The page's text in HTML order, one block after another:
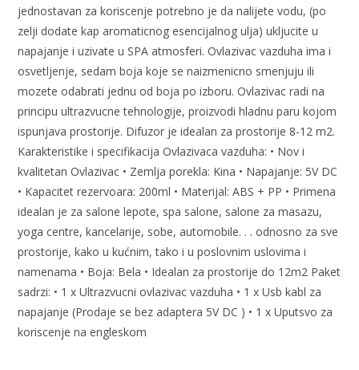
jednostavan za koriscenje potrebno je da nalijete vodu, (po
zelji dodate kap aromaticnog esencijalnog ulja) ukljucite u
napajanje i uzivate u SPA atmosferi. Ovlazivac vazduha ima i
osvetljenje, sedam boja koje se naizmenicno smenjuju ili
mozete odabrati jednu od boja po izboru. Ovlazivac radi na
principu ultrazvucne tehnologije, proizvodi hladnu paru kojom
ispunjava prostorije. Difuzor je idealan za prostorije 8-12 m2.
Karakteristike i specifikacija Ovlazivaca vazduha: • Nov i
kvalitetan Ovlazivac • Zemlja porekla: Kina • Napajanje: 5V DC
• Kapacitet rezervoara: 200ml • Materijal: ABS + PP • Primena
idealan je za salone lepote, spa salone, salone za masazu,
yoga centre, kancelarije, sobe, automobile. . . odnosno za sve
prostorije, kako u kućnim, tako i u poslovnim uslovima i
namenama • Boja: Bela • Idealan za prostorije do 12m2 Paket
sadrzi: • 1 x Ultrazvucni ovlazivac vazduha • 1 x Usb kabl za
napajanje (Prodaje se bez adaptera 5V DC ) • 1 x Uputsvo za
koriscenje na engleskom